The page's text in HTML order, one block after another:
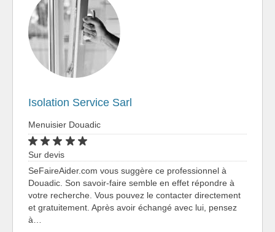
Isolation Service Sarl
Menuisier Douadic
Sur devis
SeFaireAider.com vous suggère ce professionnel à
Douadic. Son savoir-faire semble en effet répondre à
votre recherche. Vous pouvez le contacter directement
et gratuitement. Après avoir échangé avec lui, pensez
à…